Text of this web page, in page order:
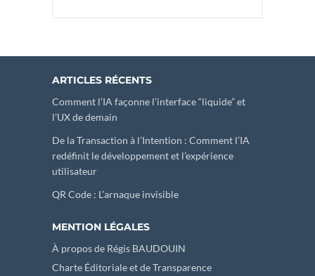
ARTICLES RÉCENTS
Comment l’IA façonne l’interface “liquide” et
l’UX de demain
De la Transaction à l’Intention : Comment l’IA
redéfinit le développement et l’expérience
utilisateur
QR Code : L’arnaque invisible
MENTION LÉGALES
À propos de Régis BAUDOUIN
Charte Éditoriale et de Transparence